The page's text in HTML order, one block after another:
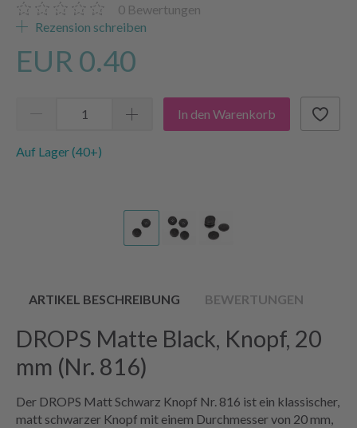
0 Bewertungen
Rezension schreiben
EUR 0.40
In den Warenkorb
Auf Lager (40+)
ARTIKEL BESCHREIBUNG BEWERTUNGEN
DROPS Matte Black, Knopf, 20
mm (Nr. 816)
Der DROPS Matt Schwarz Knopf Nr. 816 ist ein klassischer,
matt schwarzer Knopf mit einem Durchmesser von 20 mm,